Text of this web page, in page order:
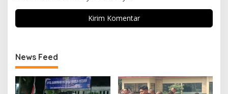
News Feed